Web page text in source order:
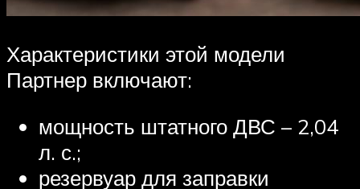
Характеристики этой модели
Партнер включают:
мощность штатного ДВС – 2,04
л. с.;
резервуар для заправки